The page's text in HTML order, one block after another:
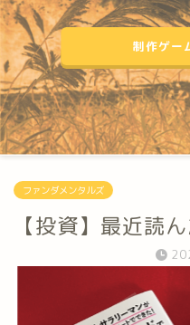
制作ゲー
ファンダメンタルズ
【投資】最近読